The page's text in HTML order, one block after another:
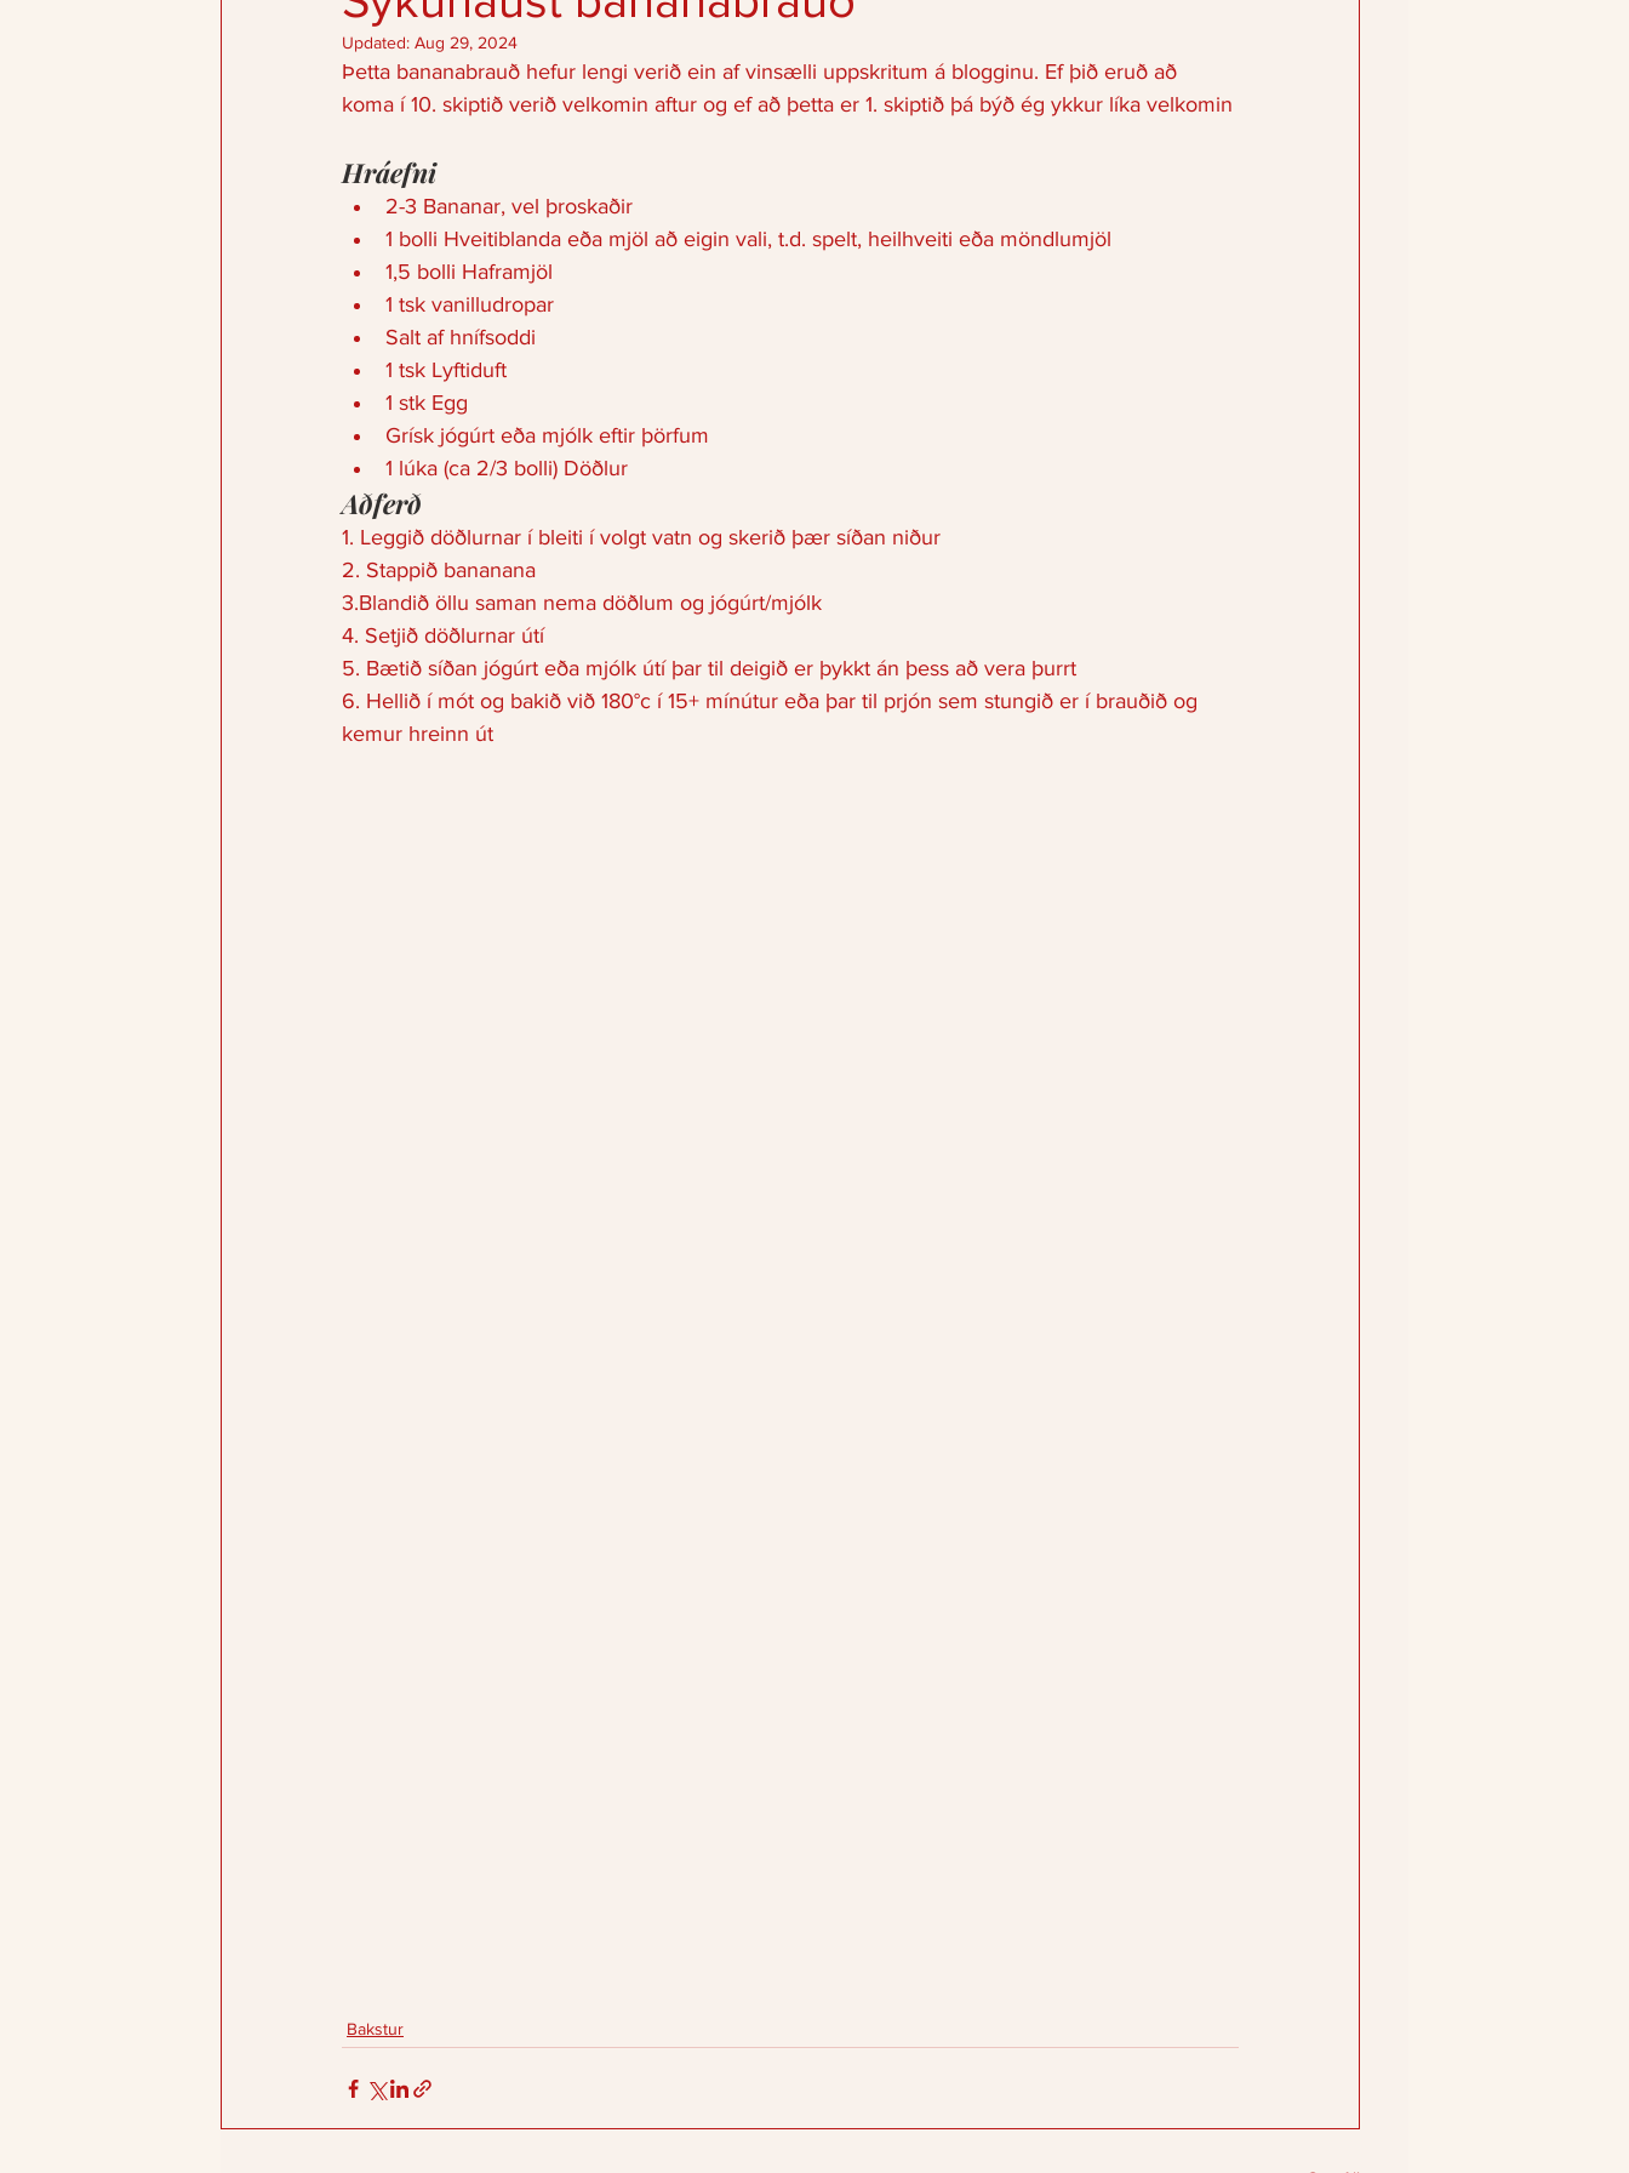
Updated: Aug 29, 2024
Þetta bananabrauð hefur lengi verið ein af vinsælli uppskritum á blogginu. Ef þið eruð að
koma í 10. skiptið verið velkomin aftur og ef að þetta er 1. skiptið þá býð ég ykkur líka velkomin
Hráefni
2-3 Bananar, vel þroskaðir
1 bolli Hveitiblanda eða mjöl að eigin vali, t.d. spelt, heilhveiti eða möndlumjöl
1,5 bolli Haframjöl
1 tsk vanilludropar
Salt af hnífsoddi
1 tsk Lyftiduft
1 stk Egg
Grísk jógúrt eða mjólk eftir þörfum
1 lúka (ca 2/3 bolli) Döðlur
Aðferð
1. Leggið döðlurnar í bleiti í volgt vatn og skerið þær síðan niður
2. Stappið bananana
3.Blandið öllu saman nema döðlum og jógúrt/mjólk
4. Setjið döðlurnar útí
5. Bætið síðan jógúrt eða mjólk útí þar til deigið er þykkt án þess að vera þurrt
6. Hellið í mót og bakið við 180°c í 15+ mínútur eða þar til prjón sem stungið er í brauðið og
kemur hreinn út
Bakstur